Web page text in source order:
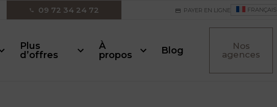
09 72 34 24 72 PAYER EN LIGNE FRANÇAIS
Plus
d’offres
À
propos
Blog
Nos
agences